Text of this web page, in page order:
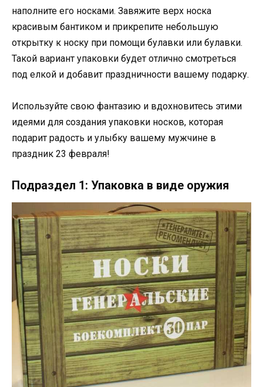
наполните его носками. Завяжите верх носка
красивым бантиком и прикрепите небольшую
открытку к носку при помощи булавки или булавки.
Такой вариант упаковки будет отлично смотреться
под елкой и добавит праздничности вашему подарку.
Используйте свою фантазию и вдохновитесь этими
идеями для создания упаковки носков, которая
подарит радость и улыбку вашему мужчине в
праздник 23 февраля!
Подраздел 1: Упаковка в виде оружия